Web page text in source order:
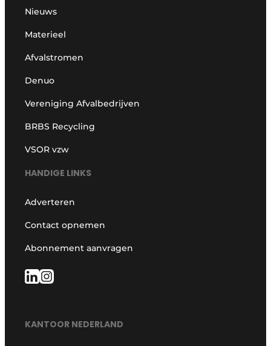
Nieuws
Materieel
Afvalstromen
Denuo
Vereniging Afvalbedrijven
BRBS Recycling
VSOR vzw
HANDIGE LINKS
Adverteren
Contact opnemen
Abonnement aanvragen
KANTOOR NEDERLAND